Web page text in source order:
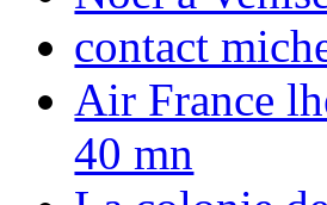
contact
Air France
40 mn